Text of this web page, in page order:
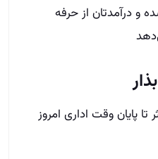
و درآمدتان از حرفه
پایان وقت اداری امروز